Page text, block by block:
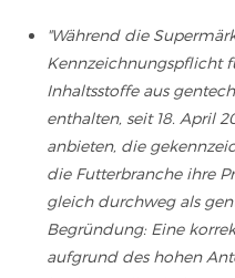
"Während die
Kennzeichnungspflicht
Inhaltsstoffe aus
enthalten, seit 18. April
anbieten, die
die Futterbranche ihre
gleich durchweg als
Begründung: Eine
aufgrund des hohen